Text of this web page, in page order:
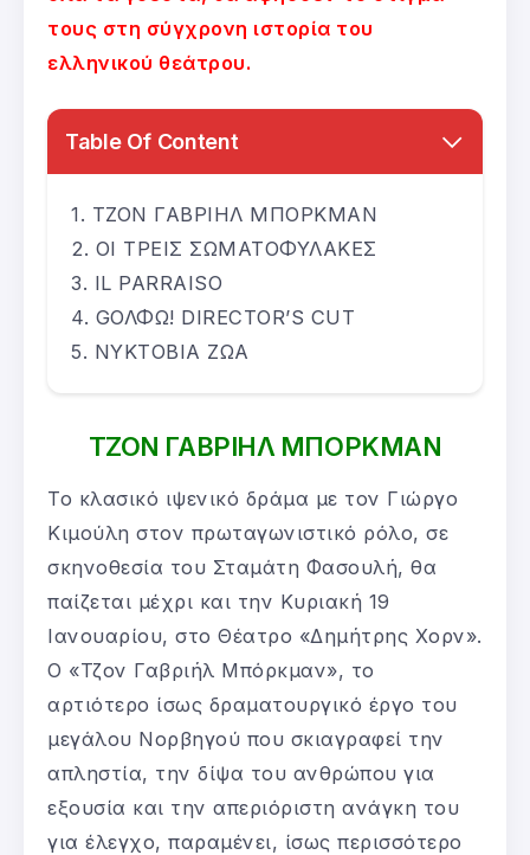
τους στη σύγχρονη ιστορία του
ελληνικού θεάτρου.
Table Of Content
ΤΖΟΝ ΓΑΒΡΙΗΛ ΜΠΟΡΚΜΑΝ
ΟΙ ΤΡΕΙΣ ΣΩΜΑΤΟΦΥΛΑΚΕΣ
IL PARRAISO
GΟΛΦΩ! DIRECTOR’S CUT
ΝΥΚΤΟΒΙΑ ΖΩΑ
ΤΖΟΝ ΓΑΒΡΙΗΛ ΜΠΟΡΚΜΑΝ
Το κλασικό ιψενικό δράμα με τον Γιώργο
Κιμούλη στον πρωταγωνιστικό ρόλο, σε
σκηνοθεσία του Σταμάτη Φασουλή, θα
παίζεται μέχρι και την Κυριακή 19
Ιανουαρίου, στο Θέατρο «Δημήτρης Χορν».
Ο «Τζον Γαβριήλ Μπόρκμαν», το
αρτιότερο ίσως δραματουργικό έργο του
μεγάλου Νορβηγού που σκιαγραφεί την
απληστία, την δίψα του ανθρώπου για
εξουσία και την απεριόριστη ανάγκη του
για έλεγχο, παραμένει, ίσως περισσότερο